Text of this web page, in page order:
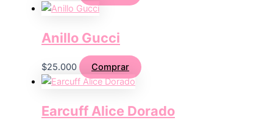
Anillo Gucci
$25.000 Comprar
Earcuff Alice Dorado